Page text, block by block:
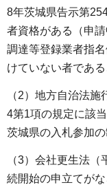
8年茨城県告示第
者資格がある（申
調達等登録業者指
けていない者である
（2）地方自治法
4第1項の規定に該
茨城県の入札参加
（3）会社更生法
続開始の申立てが